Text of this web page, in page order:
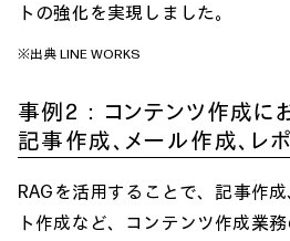
トの強化を実現しました。
※出典 LINE WORKS
事例2：コンテンツ作成に
記事作成、メール作成、レ
RAGを活用することで、記事作
ト作成など、コンテンツ作成業